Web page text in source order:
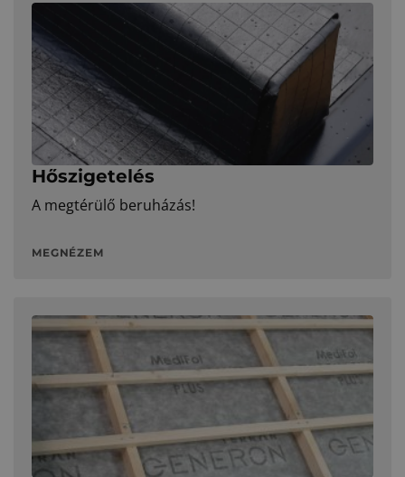
Hőszigetelés
A megtérülő beruházás!
MEGNÉZEM